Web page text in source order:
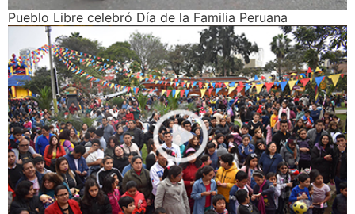
Pueblo Libre celebró Día de la Familia Peruana